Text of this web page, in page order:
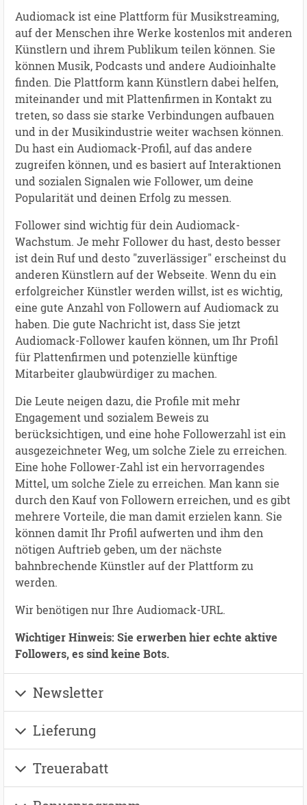
Audiomack ist eine Plattform für Musikstreaming,
auf der Menschen ihre Werke kostenlos mit anderen
Künstlern und ihrem Publikum teilen können. Sie
können Musik, Podcasts und andere Audioinhalte
finden. Die Plattform kann Künstlern dabei helfen,
miteinander und mit Plattenfirmen in Kontakt zu
treten, so dass sie starke Verbindungen aufbauen
und in der Musikindustrie weiter wachsen können.
Du hast ein Audiomack-Profil, auf das andere
zugreifen können, und es basiert auf Interaktionen
und sozialen Signalen wie Follower, um deine
Popularität und deinen Erfolg zu messen.
Follower sind wichtig für dein Audiomack-
Wachstum. Je mehr Follower du hast, desto besser
ist dein Ruf und desto "zuverlässiger" erscheinst du
anderen Künstlern auf der Webseite. Wenn du ein
erfolgreicher Künstler werden willst, ist es wichtig,
eine gute Anzahl von Followern auf Audiomack zu
haben. Die gute Nachricht ist, dass Sie jetzt
Audiomack-Follower kaufen können, um Ihr Profil
für Plattenfirmen und potenzielle künftige
Mitarbeiter glaubwürdiger zu machen.
Die Leute neigen dazu, die Profile mit mehr
Engagement und sozialem Beweis zu
berücksichtigen, und eine hohe Followerzahl ist ein
ausgezeichneter Weg, um solche Ziele zu erreichen.
Eine hohe Follower-Zahl ist ein hervorragendes
Mittel, um solche Ziele zu erreichen. Man kann sie
durch den Kauf von Followern erreichen, und es gibt
mehrere Vorteile, die man damit erzielen kann. Sie
können damit Ihr Profil aufwerten und ihm den
nötigen Auftrieb geben, um der nächste
bahnbrechende Künstler auf der Plattform zu
werden.
Wir benötigen nur Ihre Audiomack-URL.
Wichtiger Hinweis: Sie erwerben hier echte aktive
Followers, es sind keine Bots.
Newsletter
Lieferung
Treuerabatt